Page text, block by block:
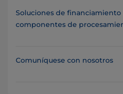
Soluciones de financiamiento
componentes de
Comuníquese con nosotros